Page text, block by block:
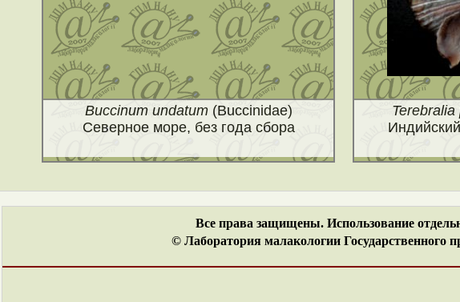
Buccinum undatum(Buccinidae)
Северное море, без года сбора
Все права защищены. Использование
© Лаборатория малакологии